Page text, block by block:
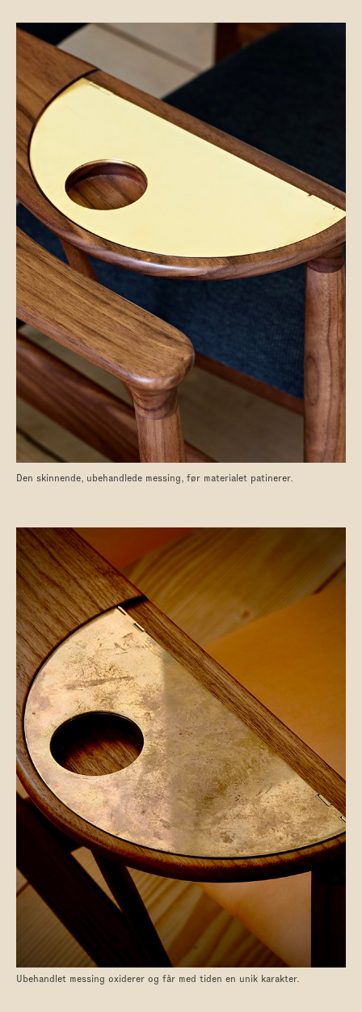
Den skinnende, ubehandlede messing, før materialet patinerer.
Ubehandlet messing oxiderer og får med tiden en unik karakter.